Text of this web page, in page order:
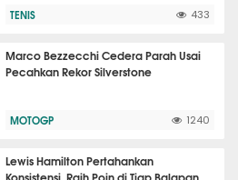
TENIS 433
Marco Bezzecchi Cedera Parah Usai
Pecahkan Rekor Silverstone
MOTOGP 1240
Lewis Hamilton Pertahankan